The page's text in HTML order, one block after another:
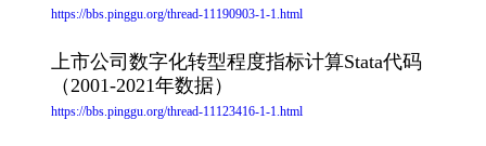
https://bbs.pinggu.org/thread-11190903-1-1.html
上市公司数字化转型程度指标计算Stata代码
（2001-2021年数据）
https://bbs.pinggu.org/thread-11123416-1-1.html